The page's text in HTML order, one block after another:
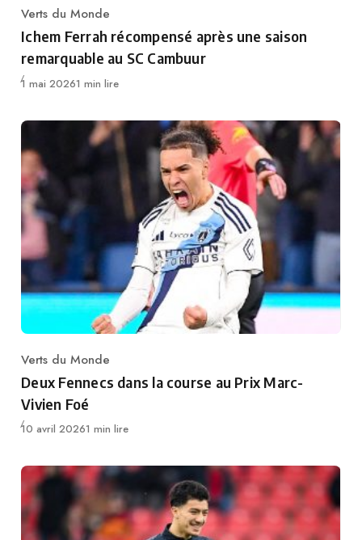
Category
Verts du Monde
Ichem Ferrah récompensé après une saison
remarquable au SC Cambuur
Publié
1 mai 20261 min lire
Category
Verts du Monde
Deux Fennecs dans la course au Prix Marc-
Vivien Foé
Publié
10 avril 20261 min lire